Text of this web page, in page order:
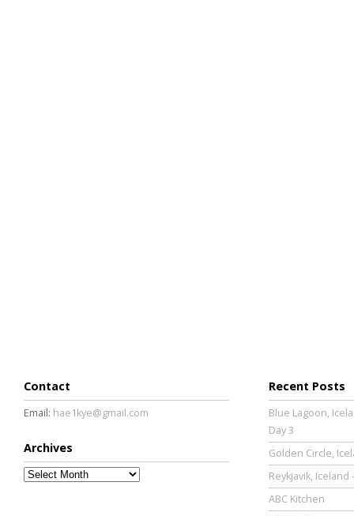
Contact
Email: hae1kye@gmail.com
Archives
Archives
Recent Posts
Blue Lagoon,
Day 3
Golden Circle,
Reykjavik, Iceland
ABC Kitchen